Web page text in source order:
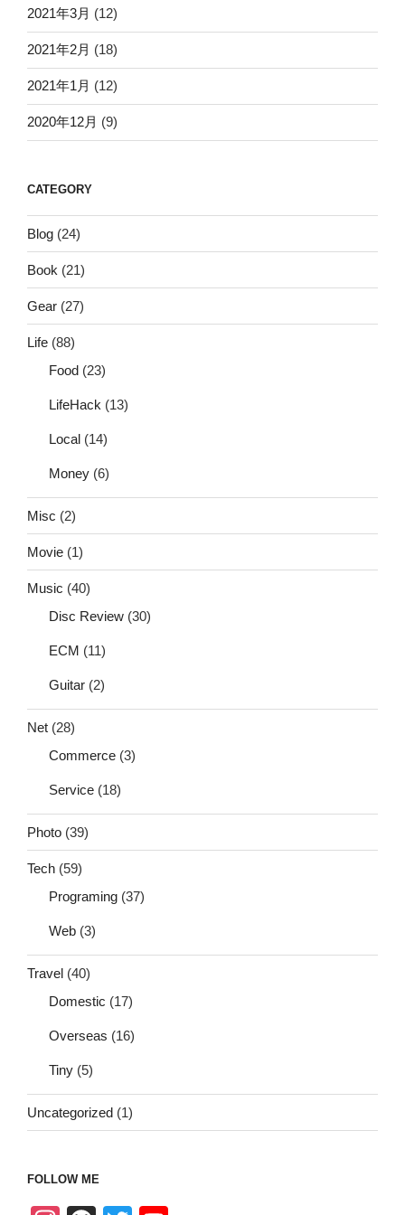
2021年3月 (12)
2021年2月 (18)
2021年1月 (12)
2020年12月 (9)
CATEGORY
Blog (24)
Book (21)
Gear (27)
Life (88)
Food (23)
LifeHack (13)
Local (14)
Money (6)
Misc (2)
Movie (1)
Music (40)
Disc Review (30)
ECM (11)
Guitar (2)
Net (28)
Commerce (3)
Service (18)
Photo (39)
Tech (59)
Programing (37)
Web (3)
Travel (40)
Domestic (17)
Overseas (16)
Tiny (5)
Uncategorized (1)
FOLLOW ME